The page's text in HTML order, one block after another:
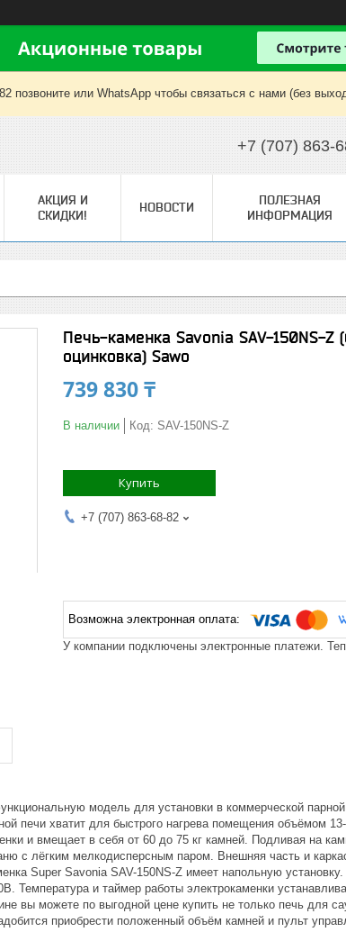
позвоните или WhatsApp чтобы связаться с нами (без
+7 (707) 863-
АКЦИЯ И
СКИДКИ!
НОВОСТИ
ПОЛЕЗНАЯ
ИНФОРМАЦИЯ
Печь-каменка Savonia SAV-150NS-Z
оцинковка) Sawo
739 830 ₸
В наличии Код: SAV-150NS-Z
Купить
+7 (707) 863-68-82
У компании подключены электронные платежи.
модель для установки в коммерческой
печи хватит для быстрого нагрева помещения объёмом
и вмещает в себя от 60 до 75 кг камней. Подливая на
с лёгким мелкодисперсным паром. Внешняя часть и
Super Savonia SAV-150NS-Z имеет напольную
Температура и таймер работы электрокаменки
вы можете по выгодной цене купить не только печь для
приобрести положенный объём камней и пульт